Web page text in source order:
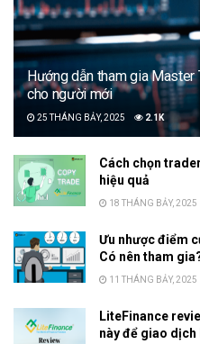
Hướng dẫn tham gia
cho người mới
25 THÁNG BẢY, 2025 2.1K
Cách chọn
hiệu quả
18 THÁNG BẢY, 2025
Ưu nhược điểm
Có nên tham
11 THÁNG BẢY, 2025
LiteFinance
này để giao dịch